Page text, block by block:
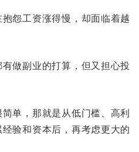
怨工资涨得慢，却面临着越
做副业的打算，但又担心投
单，那就是从低门槛、高利
验和资本后，再考虑更大的